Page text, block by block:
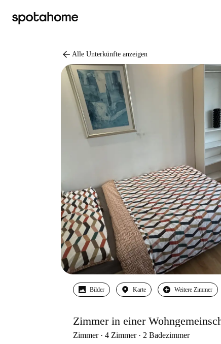
arrow_back Alle Unterkünfte anzeigen
Bilder Karte Weitere Zimmer
Zimmer in einer
Zimmer 4 Zimmer 2 Badezimmer